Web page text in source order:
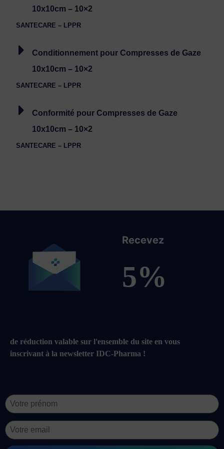
10x10cm – 10×2
SANTECARE – LPPR
Conditionnement pour Compresses de Gaze
10x10cm – 10×2
SANTECARE – LPPR
Conformité pour Compresses de Gaze
10x10cm – 10×2
SANTECARE – LPPR
Recevez
5%
de réduction valable sur l'ensemble du site en vous
inscrivant à la newsletter IDC-Pharma !